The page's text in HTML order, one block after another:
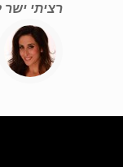
רציתי